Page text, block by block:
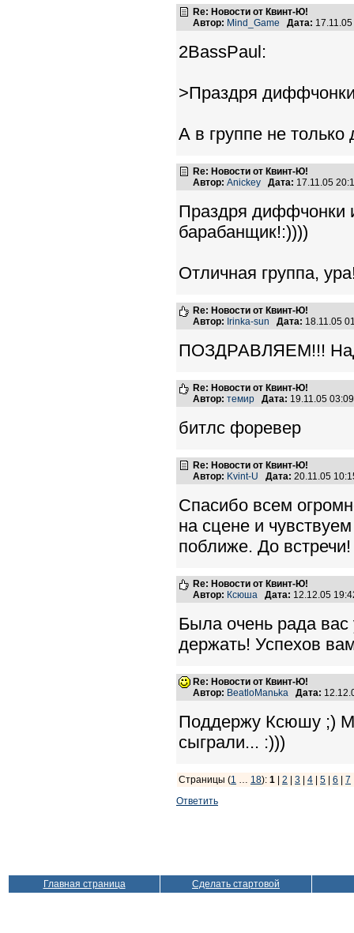
Re: Новости от Квинт-Ю!
Автор: Mind_Game Дата:
2BassPaul:
>Праздря
А в группе не
Re: Новости от Квинт-Ю!
Автор: Anickey Дата: 17.11.05
Праздря диффчонки
барабанщик!:))))
Отличная группа,
Re: Новости от Квинт-Ю!
Автор: Irinka-sun Дата: 18.11.05
ПОЗДРАВЛЯЕМ!!!
Re: Новости от Квинт-Ю!
Автор: темир Дата: 19.11.05
битлс форевер
Re: Новости от Квинт-Ю!
Автор: Kvint-U Дата: 20.11.05
Спасибо всем
на сцене и
поближе. До встречи!
Re: Новости от Квинт-Ю!
Автор: Ксюша Дата: 12.12.05
Была очень рада вас
держать! Успехов
Re: Новости от Квинт-Ю!
Автор: BeatloManьka Дата:
Поддержу Ксюшу ;)
сыграли... :)))
Страницы (1 … 18): 1 2 3 4 5 6 7
Ответить
Главная страница Сделать стартовой